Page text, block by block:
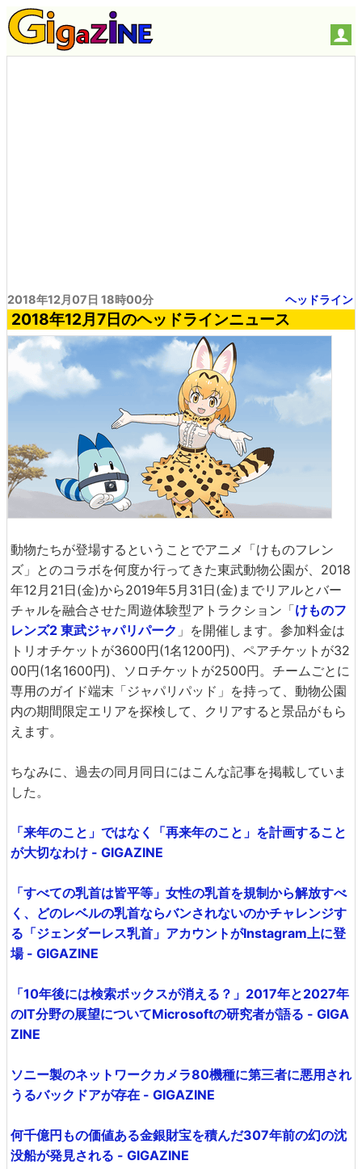
2018年12月07日 18時00分 ヘッドライン
2018年12月7日のヘッドラインニュース
動物たちが登場するということでアニメ「けものフレン
ズ」とのコラボを何度か行ってきた東武動物公園が、2018
年12月21日(金)から2019年5月31日(金)までリアルとバー
チャルを融合させた周遊体験型アトラクション「けものフ
レンズ2 東武ジャパリパーク 」を開催します。参加料金は
トリオチケットが3600円(1名1200円)、ペアチケットが32
00円(1名1600円)、ソロチケットが2500円。チームごとに
専用のガイド端末「ジャパリパッド」を持って、動物公園
内の期間限定エリアを探検して、クリアすると景品がもら
えます。
ちなみに、過去の同月同日にはこんな記事を掲載していま
した。
「来年のこと」ではなく「再来年のこと」を計画すること
が大切なわけ - GIGAZINE
「すべての乳首は皆平等」女性の乳首を規制から解放すべ
く、どのレベルの乳首ならバンされないのかチャレンジす
る「ジェンダーレス乳首」アカウントがInstagram上に登
場 - GIGAZINE
「10年後には検索ボックスが消える？」2017年と2027年
のIT分野の展望についてMicrosoftの研究者が語る - GIGA
ZINE
ソニー製のネットワークカメラ80機種に第三者に悪用され
うるバックドアが存在 - GIGAZINE
何千億円もの価値ある金銀財宝を積んだ307年前の幻の沈
没船が発見される - GIGAZINE